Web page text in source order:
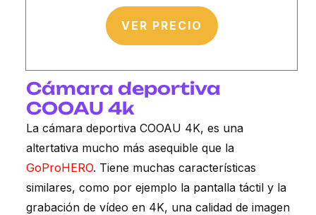
VER PRECIO
Cámara deportiva
COOAU 4k
La cámara deportiva COOAU 4K, es una
altertativa mucho más asequible que la
GoProHERO. Tiene muchas características
similares, como por ejemplo la pantalla táctil y la
grabación de vídeo en 4K, una calidad de imagen